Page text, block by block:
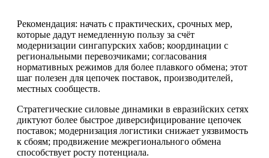
Рекомендация: начать с практических, срочных мер,
которые дадут немедленную пользу за счёт
модернизации сингапурских хабов; координации с
региональными перевозчиками; согласования
нормативных режимов для более плавкого обмена; этот
шаг полезен для цепочек поставок, производителей,
местных сообществ.
Стратегические силовые динамики в евразийских сетях
диктуют более быстрое диверсифицирование цепочек
поставок; модернизация логистики снижает уязвимость
к сбоям; продвижение межрегионального обмена
способствует росту потенциала.